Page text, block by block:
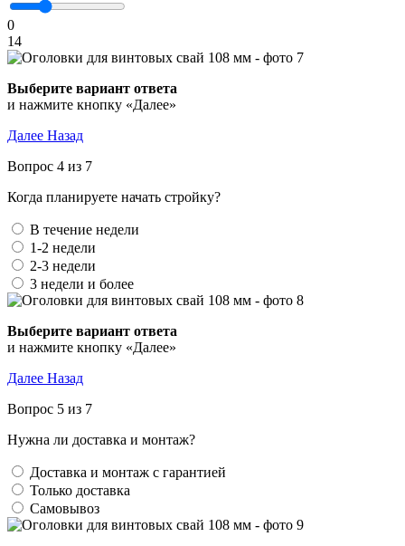
0
14
Выберите вариант ответа
и нажмите кнопку «Далее»
Далее Назад
Вопрос 4 из 7
Когда планируете начать стройку?
В течение недели
1-2 недели
2-3 недели
3 недели и более
Выберите вариант ответа
и нажмите кнопку «Далее»
Далее Назад
Вопрос 5 из 7
Нужна ли доставка и монтаж?
Доставка и монтаж с гарантией
Только доставка
Самовывоз